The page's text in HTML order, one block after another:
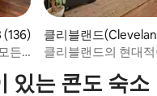
점(5점 만점), 후기 136개
(136)
든
클리블랜드
도미니엄
클리블랜드의 현대
있는 콘도 숙소